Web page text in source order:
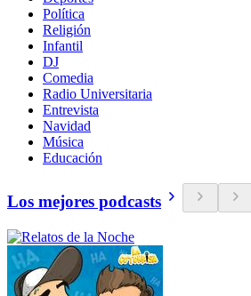
Política
Religión
Infantil
DJ
Comedia
Radio Universitaria
Entrevista
Navidad
Música
Educación
Los mejores podcasts